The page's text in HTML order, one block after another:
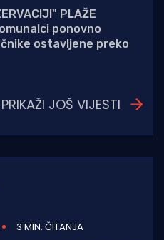
PLAŽE
ponovno
ostavljene preko
PRIKAŽI JOŠ VIJESTI
3 MIN. ČITANJA